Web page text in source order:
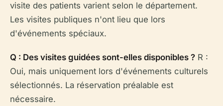
visite des patients varient selon le département.
Les visites publiques n'ont lieu que lors
d'événements spéciaux.
Q : Des visites guidées sont-elles disponibles ? R :
Oui, mais uniquement lors d'événements culturels
sélectionnés. La réservation préalable est
nécessaire.